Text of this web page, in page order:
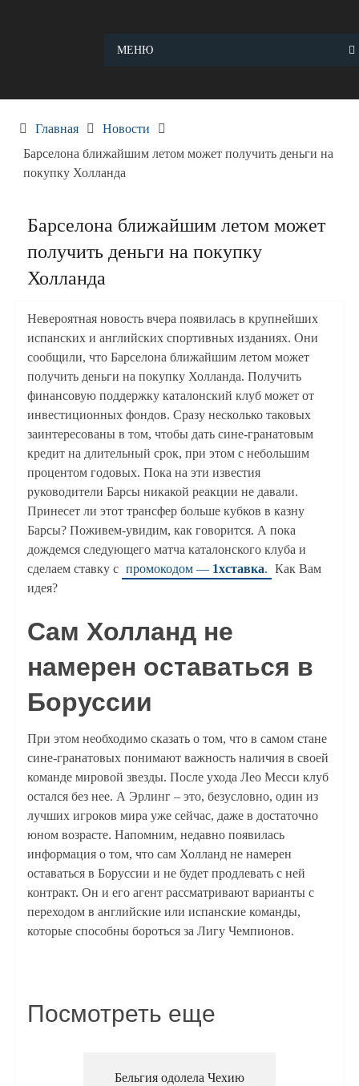
МЕНЮ
Главная
Новости
Барселона ближайшим летом может получить деньги на
покупку Холланда
Барселона ближайшим летом может
получить деньги на покупку
Холланда
Невероятная новость вчера появилась в крупнейших
испанских и английских спортивных изданиях. Они
сообщили, что Барселона ближайшим летом может
получить деньги на покупку Холланда. Получить
финансовую поддержку каталонский клуб может от
инвестиционных фондов. Сразу несколько таковых
заинтересованы в том, чтобы дать сине-гранатовым
кредит на длительный срок, при этом с небольшим
процентом годовых. Пока на эти известия
руководители Барсы никакой реакции не давали.
Принесет ли этот трансфер больше кубков в казну
Барсы? Поживем-увидим, как говорится. А пока
дождемся следующего матча каталонского клуба и
сделаем ставку с промокодом — 1хставка. Как Вам
идея?
Сам Холланд не
намерен оставаться в
Боруссии
При этом необходимо сказать о том, что в самом стане
сине-гранатовых понимают важность наличия в своей
команде мировой звезды. После ухода Лео Месси клуб
остался без нее. А Эрлинг – это, безусловно, один из
лучших игроков мира уже сейчас, даже в достаточно
юном возрасте. Напомним, недавно появилась
информация о том, что сам Холланд не намерен
оставаться в Боруссии и не будет продлевать с ней
контракт. Он и его агент рассматривают варианты с
переходом в английские или испанские команды,
которые способны бороться за Лигу Чемпионов.
Посмотреть еще
Бельгия одолела Чехию